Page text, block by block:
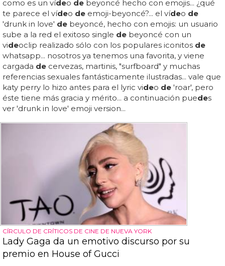
como es un vídeo de beyoncé hecho con emojis... ¿qué
te parece el vídeo de emoji-beyoncé?... el vídeo de
'drunk in love' de beyoncé, hecho con emojis: un usuario
sube a la red el exitoso single de beyoncé con un
videoclip realizado sólo con los populares iconitos de
whatsapp... nosotros ya tenemos una favorita, y viene
cargada de cervezas, martinis, "surfboard" y muchas
referencias sexuales fantásticamente ilustradas... vale que
katy perry lo hizo antes para el lyric video de 'roar', pero
éste tiene más gracia y mérito... a continuación puedes
ver 'drunk in love' emoji version...
CÍRCULO DE CRÍTICOS DE CINE DE NUEVA YORK
Lady Gaga da un emotivo discurso por su
premio en House of Gucci